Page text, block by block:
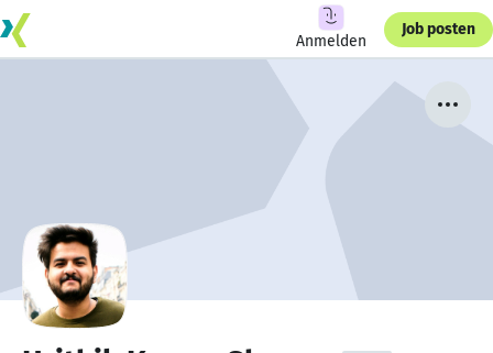
Anmelden
Job posten